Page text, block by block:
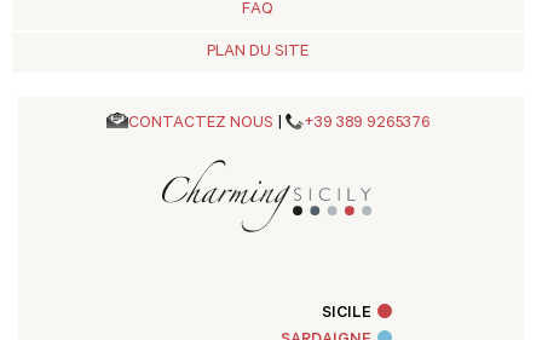
FAQ
PLAN DU SITE
CONTACTEZ NOUS | +39 389 9265376
SICILE